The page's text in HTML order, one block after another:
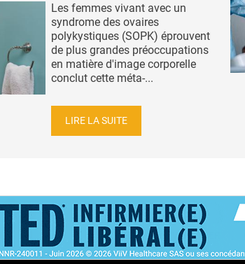
Les femmes vivant avec un
syndrome des ovaires
polykystiques (SOPK) éprouvent
de plus grandes préoccupations
en matière d'image corporelle
conclut cette méta-...
LIRE LA SUITE
ACCUEIL NEWSLETTER